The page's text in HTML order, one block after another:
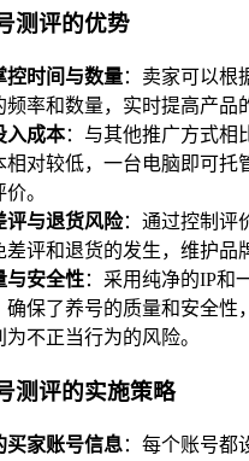
测评的优势
控时间与数量：卖家可以根
频率和数量，实时提高产品
入成本：与其他推广方式相
相对较低，一台电脑即可托
。
评与退货风险：通过控制评
差评和退货的发生，维护品
与安全性：采用纯净的IP和
确保了养号的质量和安全性
为不正当行为的风险。
测评的实施策略
买家账号信息：每个账号都